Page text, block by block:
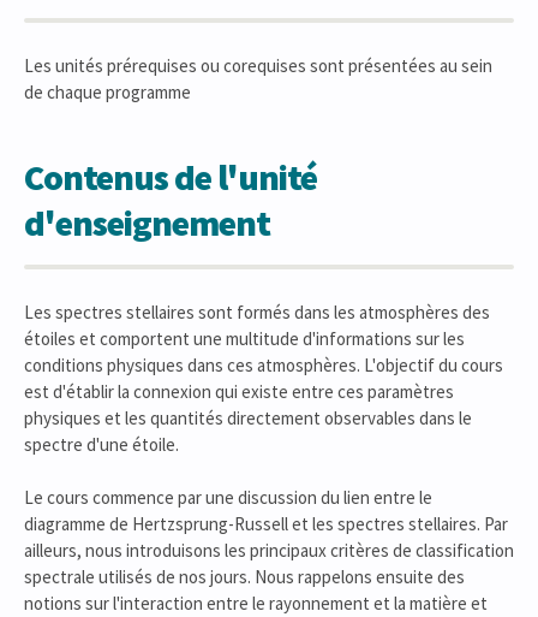
Les unités prérequises ou corequises sont présentées au sein
de chaque programme
Contenus de l'unité
d'enseignement
Les spectres stellaires sont formés dans les atmosphères des
étoiles et comportent une multitude d'informations sur les
conditions physiques dans ces atmosphères. L'objectif du cours
est d'établir la connexion qui existe entre ces paramètres
physiques et les quantités directement observables dans le
spectre d'une étoile.
Le cours commence par une discussion du lien entre le
diagramme de Hertzsprung-Russell et les spectres stellaires. Par
ailleurs, nous introduisons les principaux critères de classification
spectrale utilisés de nos jours. Nous rappelons ensuite des
notions sur l'interaction entre le rayonnement et la matière et